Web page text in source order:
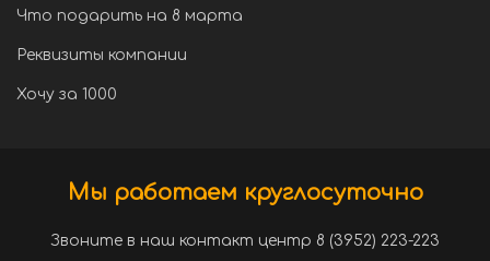
Что подарить на 8 марта
Реквизиты компании
Хочу за 1000
Мы работаем круглосуточно
Звоните в наш контакт центр 8 (3952) 223-223